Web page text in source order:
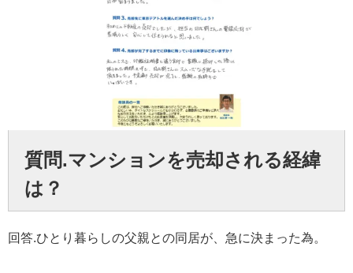
質問.マンションを売却される経緯
は？
回答.ひとり暮らしの父親との同居が、急に決まった為。